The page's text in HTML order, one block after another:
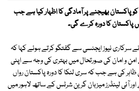
پاکستان بھیجنے پر آمادگی کا اظہار کیا ہے جب
پاکستان کا دورہ کرے گی۔
سرکاری نیوز ایجنسی سے گفتگو کرتے ہوئے کہا کہ
و امان کی صورتحال میں بہتری کی وجہ سے اپنی
ظاہر کی ہے جب کہ سری لنکا کا دورہ پاکستان رواں
آئی لینڈرز میزبان گرین شرٹس کے ساتھ لاہور میں